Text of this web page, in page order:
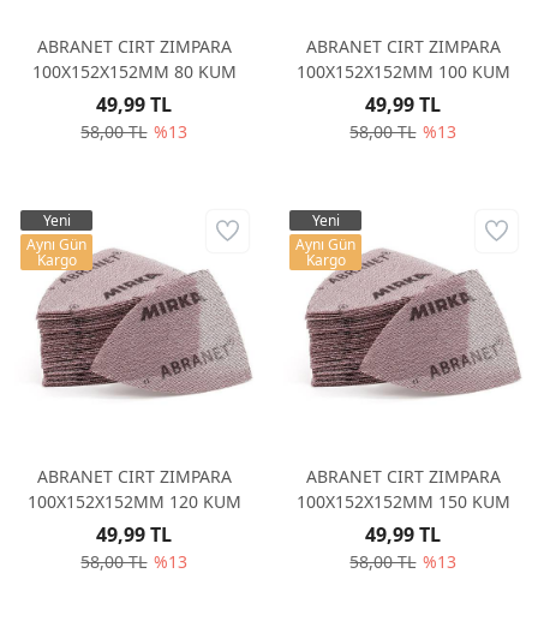
ABRANET CIRT ZIMPARA
100X152X152MM 80 KUM
58,00 TL %13
49,99 TL
ABRANET CIRT ZIMPARA
100X152X152MM 100 KUM
58,00 TL %13
49,99 TL
ABRANET CIRT ZIMPARA
100X152X152MM 120 KUM
58,00 TL %13
49,99 TL
Yeni
Aynı Gün
Kargo
ABRANET CIRT ZIMPARA
100X152X152MM 150 KUM
58,00 TL %13
49,99 TL
Yeni
Aynı Gün
Kargo